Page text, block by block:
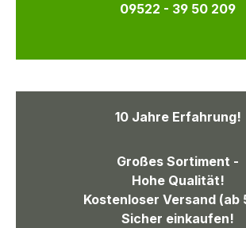
09522 - 39 50 209
10 Jahre Erfahrung!
Großes Sortiment -
Hohe Qualität!
Kostenloser Versand (ab
Sicher einkaufen!